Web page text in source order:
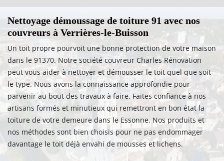
Nettoyage démoussage de toiture 91 avec nos
couvreurs à Verrières-le-Buisson
Un toit propre pourvoit une bonne protection de votre maison
dans le 91370. Notre société couvreur Charles Rénovation
peut vous aider à nettoyer et démousser le toit quel que soit
le type. Nous avons la connaissance approfondie pour
parvenir au bout des travaux à faire. Faites confiance à nos
artisans formés et minutieux qui remettront en bon état la
toiture de votre demeure dans le Essonne. Nos produits et
nos méthodes sont bien choisis pour ne pas endommager
davantage le toit déjà envahi de mousses et lichens.